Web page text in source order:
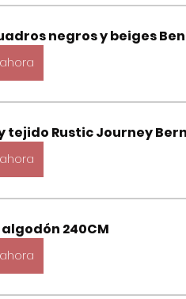
negros y beiges
tejido Rustic Journey
240CM